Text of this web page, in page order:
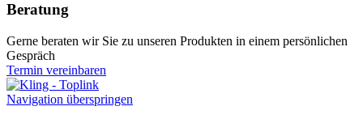
Beratung
Gerne beraten wir Sie zu unseren Produkten in einem persönlichen
Gespräch
Termin vereinbaren
Navigation überspringen